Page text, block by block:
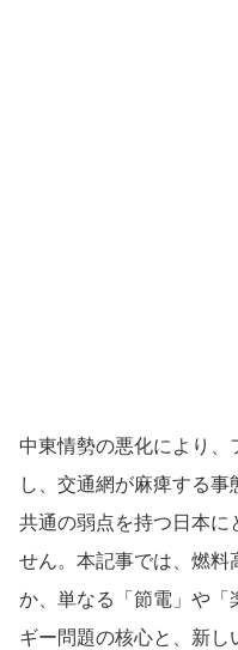
中東情勢の悪化により、
し、交通網が麻痺する事
共通の弱点を持つ日本に
せん。本記事では、燃料
か、単なる「節電」や「
ギー問題の核心と、新し